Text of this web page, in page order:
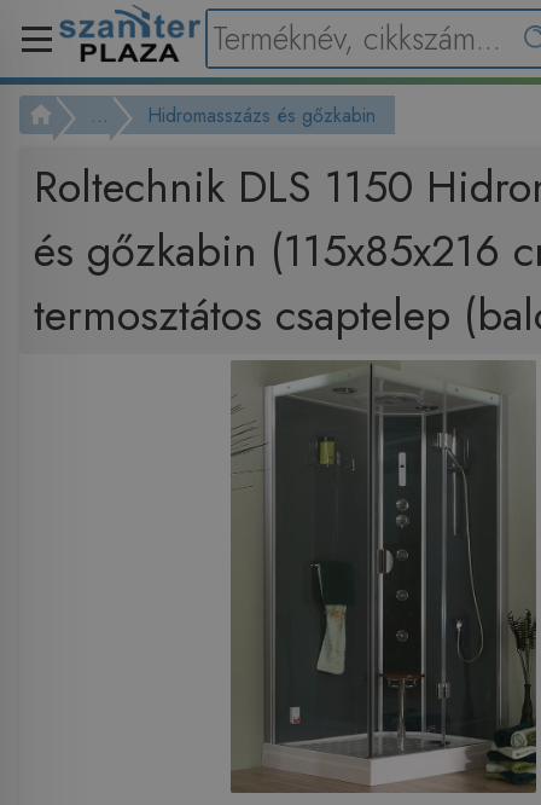
... Hidromasszázs és gőzkabin
Roltechnik DLS 1150
és gőzkabin (115x85x216
termosztátos csaptelep